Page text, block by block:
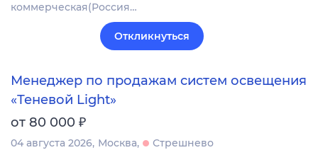
коммерческая(Россия…
Откликнуться
Менеджер по продажам систем освещения
«Теневой Light»
от 80 000 ₽
04 августа 2026 Москва
Стрешнево